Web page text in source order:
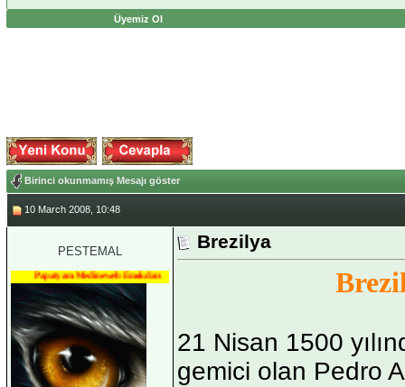
Üyemiz Ol
Birinci okunmamış Mesajı göster
10 March 2008, 10:48
PESTEMAL
Papatyam Medineweb Emekdarı
Brezilya
21 Nisan 1500
gemici olan Pedro